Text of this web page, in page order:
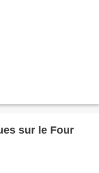
sur le Four